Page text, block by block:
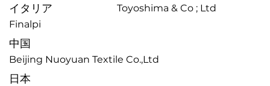
Toyoshima & Co ; Ltd
イタリア
Finalpi
中国
Beijing Nuoyuan Textile Co.,Ltd
日本